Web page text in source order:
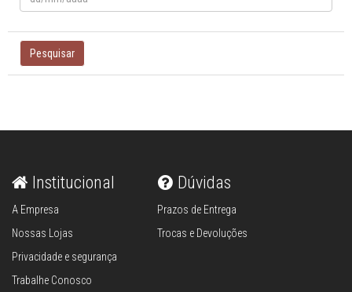
Pesquisar
Institucional
A Empresa
Nossas Lojas
Privacidade e segurança
Trabalhe Conosco
Dúvidas
Prazos de Entrega
Trocas e Devoluções